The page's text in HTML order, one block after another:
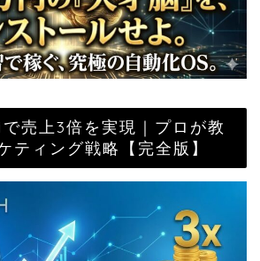
売上3倍を実現｜プロが教
ティング戦略【完全版】